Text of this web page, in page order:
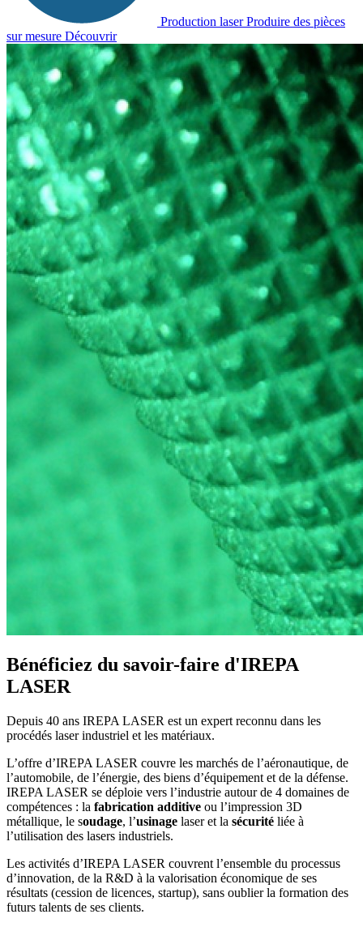
Production laser Produire des pièces
sur mesure Découvrir
Bénéficiez du savoir-faire d'IREPA
LASER
Depuis 40 ans IREPA LASER est un expert reconnu dans les
procédés laser industriel et les matériaux.
L’offre d’IREPA LASER couvre les marchés de l’aéronautique, de
l’automobile, de l’énergie, des biens d’équipement et de la défense.
IREPA LASER se déploie vers l’industrie autour de 4 domaines de
compétences : la fabrication additive ou l’impression 3D
métallique, le soudage, l’usinage laser et la sécurité liée à
l’utilisation des lasers industriels.
Les activités d’IREPA LASER couvrent l’ensemble du processus
d’innovation, de la R&D à la valorisation économique de ses
résultats (cession de licences, startup), sans oublier la formation des
futurs talents de ses clients.